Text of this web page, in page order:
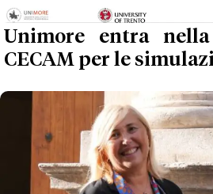
Unimore entra
CECAM per le